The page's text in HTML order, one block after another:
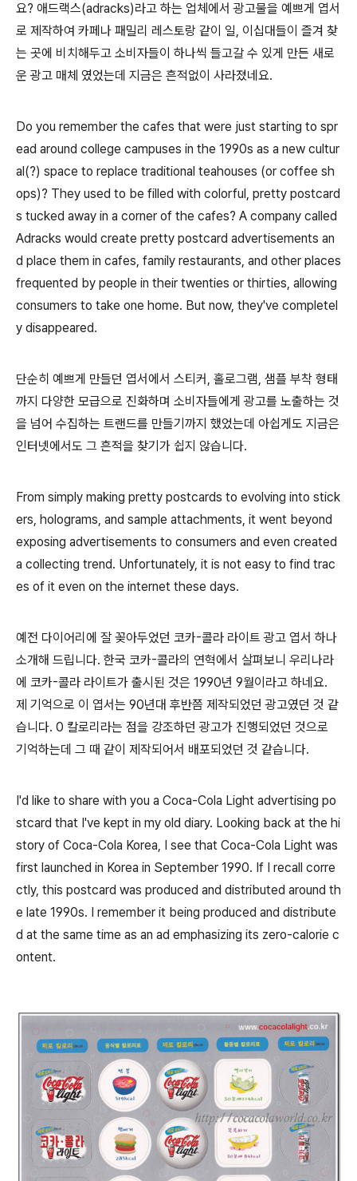
요? 애드랙스(adracks)라고 하는 업체에서 광고물을 예쁘게 엽서
로 제작하여 카페나 패밀리 레스토랑 같이 일, 이십대들이 즐겨 찾
는 곳에 비치해두고 소비자들이 하나씩 들고갈 수 있게 만든 새로
운 광고 매체 였었는데 지금은 흔적없이 사라졌네요.
Do you remember the cafes that were just starting to spr
ead around college campuses in the 1990s as a new cultur
al(?) space to replace traditional teahouses (or coffee sh
ops)? They used to be filled with colorful, pretty postcard
s tucked away in a corner of the cafes? A company called
Adracks would create pretty postcard advertisements an
d place them in cafes, family restaurants, and other places
frequented by people in their twenties or thirties, allowing
consumers to take one home. But now, they've completel
y disappeared.
단순히 예쁘게 만들던 엽서에서 스티커, 홀로그램, 샘플 부착 형태
까지 다양한 모급으로 진화하며 소비자들에게 광고를 노출하는 것
을 넘어 수집하는 트랜드를 만들기까지 했었는데 아쉽게도 지금은
인터넷에서도 그 흔적을 찾기가 쉽지 않습니다.
From simply making pretty postcards to evolving into stick
ers, holograms, and sample attachments, it went beyond
exposing advertisements to consumers and even created
a collecting trend. Unfortunately, it is not easy to find trac
es of it even on the internet these days.
예전 다이어리에 잘 꽂아두었던 코카-콜라 라이트 광고 엽서 하나
소개해 드립니다. 한국 코카-콜라의 연혁에서 살펴보니 우리나라
에 코카-콜라 라이트가 출시된 것은 1990년 9월이라고 하네요.
제 기억으로 이 엽서는 90년대 후반쯤 제작되었던 광고였던 것 같
습니다. 0 칼로리라는 점을 강조하던 광고가 진행되었던 것으로
기억하는데 그 때 같이 제작되어서 배포되었던 것 같습니다.
I'd like to share with you a Coca-Cola Light advertising po
stcard that I've kept in my old diary. Looking back at the hi
story of Coca-Cola Korea, I see that Coca-Cola Light was
first launched in Korea in September 1990. If I recall corre
ctly, this postcard was produced and distributed around th
e late 1990s. I remember it being produced and distribute
d at the same time as an ad emphasizing its zero-calorie c
ontent.